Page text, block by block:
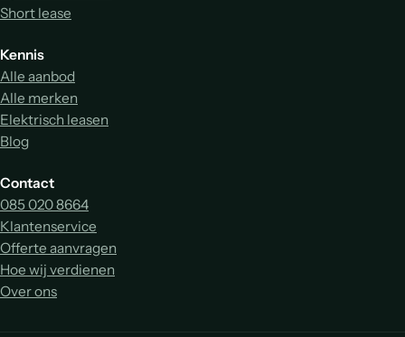
Short lease
Kennis
Alle aanbod
Alle merken
Elektrisch leasen
Blog
Contact
085 020 8664
Klantenservice
Offerte aanvragen
Hoe wij verdienen
Over ons